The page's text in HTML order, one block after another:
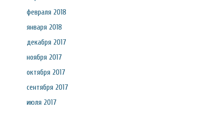
февраля 2018
января 2018
декабря 2017
ноября 2017
октября 2017
сентября 2017
июля 2017